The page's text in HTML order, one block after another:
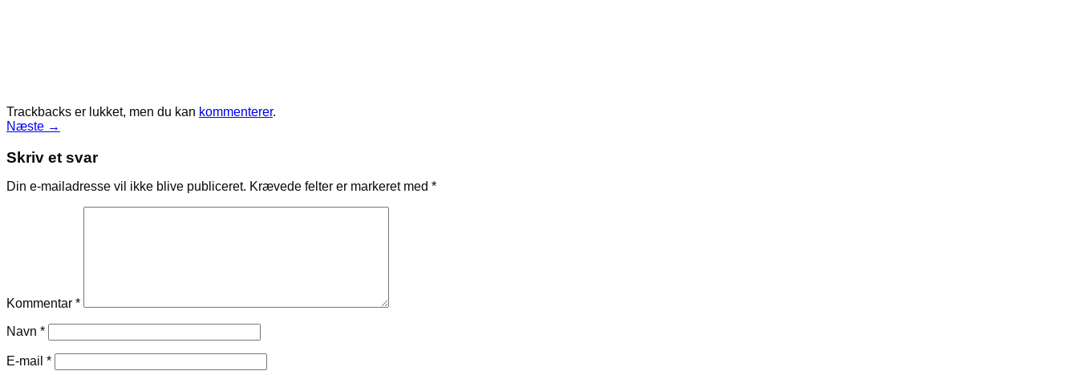
Trackbacks er lukket, men du kan kommenterer.
Næste →
Skriv et svar
Din e-mailadresse vil ikke blive publiceret. Krævede felter er markeret med *
Kommentar *
Navn *
E-mail *